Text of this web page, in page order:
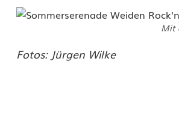
r
Mit
Fotos: Jürgen Wilke